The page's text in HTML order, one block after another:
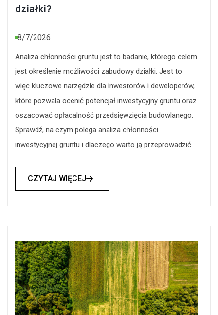
działki?
8/7/2026
Analiza chłonności gruntu jest to badanie, którego celem
jest określenie możliwości zabudowy działki. Jest to
więc kluczowe narzędzie dla inwestorów i deweloperów,
które pozwala ocenić potencjał inwestycyjny gruntu oraz
oszacować opłacalność przedsięwzięcia budowlanego.
Sprawdź, na czym polega analiza chłonności
inwestycyjnej gruntu i dlaczego warto ją przeprowadzić.
CZYTAJ WIĘCEJ